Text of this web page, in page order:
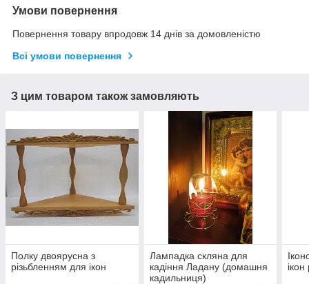
Умови повернення
Повернення товару впродовж 14 днів за домовленістю
Всі умови повернення
З цим товаром також замовляють
Полку двоярусна з
різьбленням для ікон
Лампадка скляна для
кадіння Ладану (домашня
кадильниця)